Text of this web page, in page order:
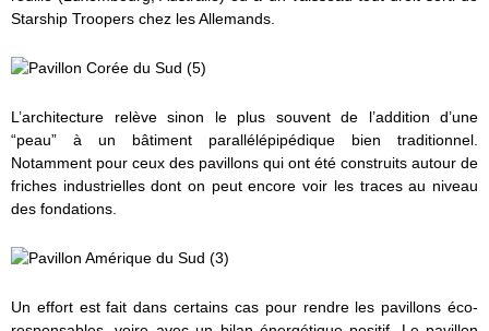
Starship Troopers chez les Allemands.
L’architecture relève sinon le plus souvent de l’addition d’une
“peau” à un bâtiment parallélépipédique bien traditionnel.
Notamment pour ceux des pavillons qui ont été construits autour de
friches industrielles dont on peut encore voir les traces au niveau
des fondations.
Un effort est fait dans certains cas pour rendre les pavillons éco-